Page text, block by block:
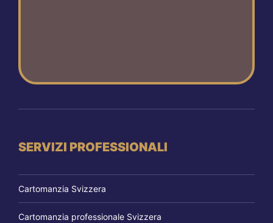
SERVIZI PROFESSIONALI
Cartomanzia Svizzera
Cartomanzia professionale Svizzera